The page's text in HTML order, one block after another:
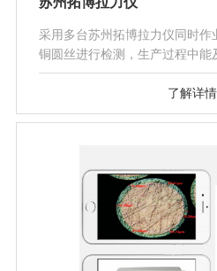
采用多台苏州拓博拉力仪同时作
铜圆丝进行检测，生产过程中能
项力学性能。
了解详